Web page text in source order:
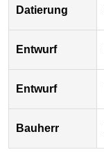
Datierung
Entwurf
Entwurf
Bauherr